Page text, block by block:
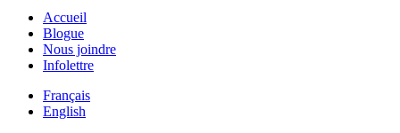
Accueil
Blogue
Nous joindre
Infolettre
Français
English